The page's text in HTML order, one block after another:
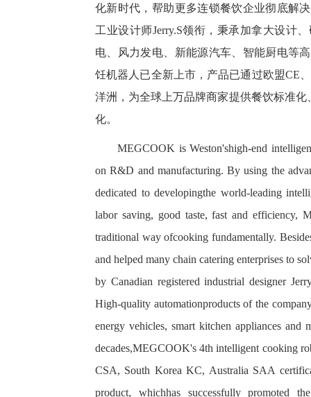
化新时代，帮助更多连锁餐饮企业彻底解
工业设计师Jerry.S领衔，秉承加拿大设计
电、风力发电、新能源汽车、智能厨电等
饪机器人已全新上市，产品已通过欧盟CE
洋洲，为全球上万品牌商家提供餐饮标准
化。
MEGCOOK is Weston'shigh-end
on R&D and manufacturing. By using the
dedicated to developingthe world-leading
labor saving, good taste, fast and efficiency,
traditional way ofcooking fundamentally.
and helped many chain catering enterprises to
by Canadian registered industrial designer
High-quality automationproducts of the
energy vehicles, smart kitchen appliances
decades,MEGCOOK's 4th intelligent cooking
CSA, South Korea KC, Australia SAA
product, whichhas successfully promoted